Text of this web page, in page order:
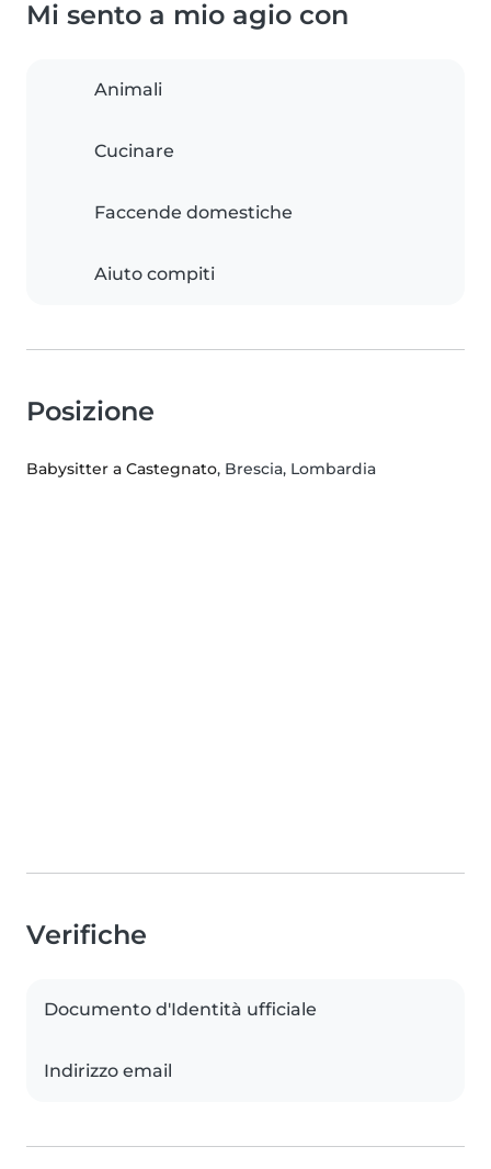
Mi sento a mio agio con
Animali
Cucinare
Faccende domestiche
Aiuto compiti
Posizione
Babysitter a Castegnato, Brescia, Lombardia
Verifiche
Documento d'Identità ufficiale
Indirizzo email